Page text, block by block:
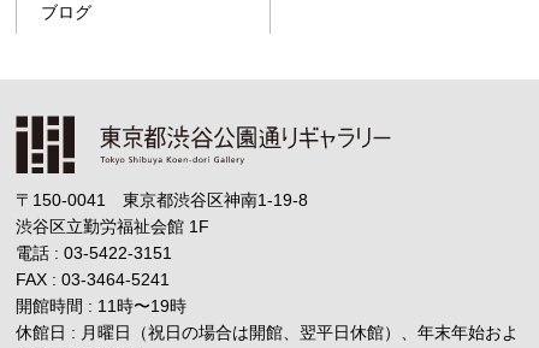
ブログ
〒150-0041 東京都渋谷区神南1-19-8
渋谷区立勤労福祉会館 1F
電話 : 03-5422-3151
FAX : 03-3464-5241
開館時間 : 11時〜19時
休館日 : 月曜日（祝日の場合は開館、翌平日休館）、年末年始およ